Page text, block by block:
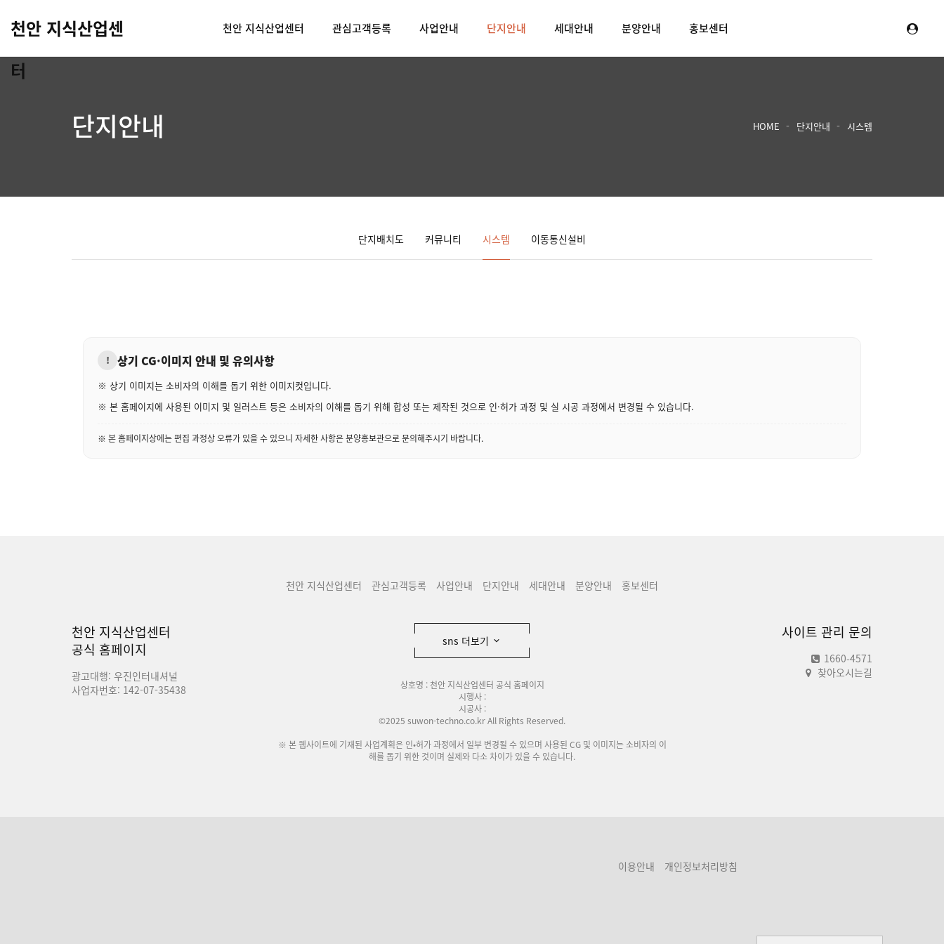
천안 지식산업센
터
천안 지식산업센터 관심고객등록 사업안내 단지안내 세대안내 분양안내 홍보센터
단지안내 HOME 단지안내 시스템
단지배치도 커뮤니티 시스템 이동통신설비
! 상기 CG·이미지 안내 및 유의사항
※ 상기 이미지는 소비자의 이해를 돕기 위한 이미지컷입니다.
※ 본 홈페이지에 사용된 이미지 및 일러스트 등은 소비자의 이해를 돕기 위해 합성 또는 제작된 것으로 인·허가 과정 및 실 시공 과정에서 변경될 수 있습니다.
※ 본 홈페이지상에는 편집 과정상 오류가 있을 수 있으니 자세한 사항은 분양홍보관으로 문의해주시기 바랍니다.
천안 지식산업센터 관심고객등록 사업안내 단지안내 세대안내 분양안내 홍보센터
천안 지식산업센터
공식 홈페이지
광고대행: 우진인터내셔널
사업자번호: 142-07-35438
사이트 관리 문의
1660-4571
찾아오시는길
sns 더보기
상호명 : 천안 지식산업센터 공식 홈페이지
시행사 :
시공사 :
©2025 suwon-techno.co.kr All Rights Reserved.
※ 본 웹사이트에 기재된 사업계획은 인•허가 과정에서 일부 변경될 수 있으며 사용된 CG 및 이미지는 소비자의 이
해를 돕기 위한 것이며 실제와 다소 차이가 있을 수 있습니다.
이용안내 개인정보처리방침